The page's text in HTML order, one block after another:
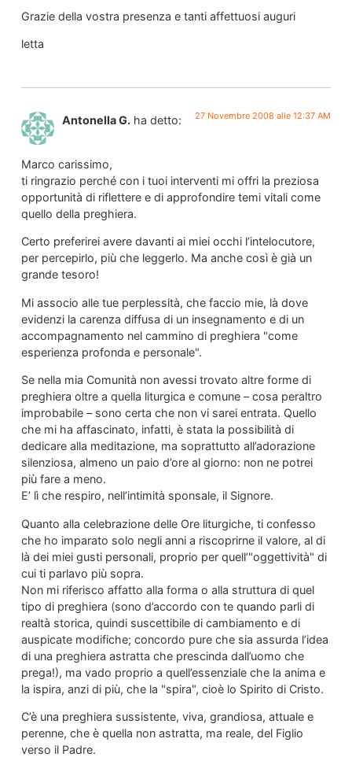
Grazie della vostra presenza e tanti affettuosi auguri
letta
Antonella G. ha detto: 27 Novembre 2008 alle 12:37 AM
Marco carissimo,
ti ringrazio perché con i tuoi interventi mi offri la preziosa
opportunità di riflettere e di approfondire temi vitali come
quello della preghiera.
Certo preferirei avere davanti ai miei occhi l’intelocutore,
per percepirlo, più che leggerlo. Ma anche così è già un
grande tesoro!
Mi associo alle tue perplessità, che faccio mie, là dove
evidenzi la carenza diffusa di un insegnamento e di un
accompagnamento nel cammino di preghiera "come
esperienza profonda e personale".
Se nella mia Comunità non avessi trovato altre forme di
preghiera oltre a quella liturgica e comune – cosa peraltro
improbabile – sono certa che non vi sarei entrata. Quello
che mi ha affascinato, infatti, è stata la possibilità di
dedicare alla meditazione, ma soprattutto all’adorazione
silenziosa, almeno un paio d’ore al giorno: non ne potrei
più fare a meno.
E’ lì che respiro, nell’intimità sponsale, il Signore.
Quanto alla celebrazione delle Ore liturgiche, ti confesso
che ho imparato solo negli anni a riscoprirne il valore, al di
là dei miei gusti personali, proprio per quell’"oggettività" di
cui ti parlavo più sopra.
Non mi riferisco affatto alla forma o alla struttura di quel
tipo di preghiera (sono d’accordo con te quando parli di
realtà storica, quindi suscettibile di cambiamento e di
auspicate modifiche; concordo pure che sia assurda l’idea
di una preghiera astratta che prescinda dall’uomo che
prega!), ma vado proprio a quell’essenziale che la anima e
la ispira, anzi di più, che la "spira", cioè lo Spirito di Cristo.
C’è una preghiera sussistente, viva, grandiosa, attuale e
perenne, che è quella non astratta, ma reale, del Figlio
verso il Padre.